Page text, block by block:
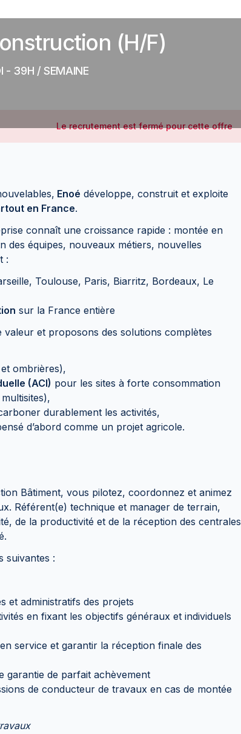
(H/F)
- 39H / SEMAINE
Le recrutement est fermé pour cette offre
Enoé développe, construit et exploite
en France.
connaît une croissance rapide : montée en
des équipes, nouveaux métiers, nouvelles
:
Toulouse, Paris, Biarritz, Bordeaux, Le
sur la France entière
et proposons des solutions complètes
ombrières),
(ACI) pour les sites à forte consommation
durablement les activités,
d’abord comme un projet agricole.
Bâtiment, vous pilotez, coordonnez et animez
Référent(e) technique et manager de terrain,
de la productivité et de la réception des centrales
suivantes :
et administratifs des projets
en fixant les objectifs généraux et individuels
service et garantir la réception finale des
garantie de parfait achèvement
de conducteur de travaux en cas de montée